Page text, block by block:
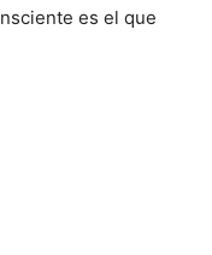
es el que